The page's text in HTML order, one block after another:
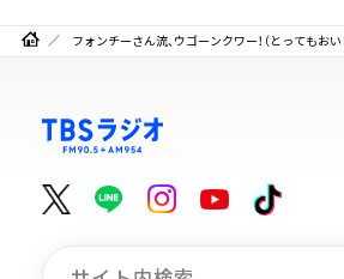
フォンチーさん流、ウゴーンクワー！（とってもお